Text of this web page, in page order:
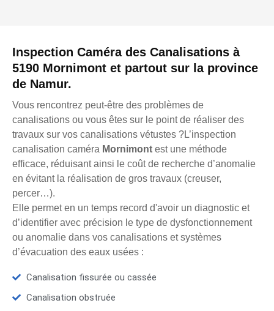
Inspection Caméra des Canalisations à
5190 Mornimont et partout sur la province
de Namur.
Vous rencontrez peut-être des problèmes de
canalisations ou vous êtes sur le point de réaliser des
travaux sur vos canalisations vétustes ?L’inspection
canalisation caméra Mornimont est une méthode
efficace, réduisant ainsi le coût de recherche d’anomalie
en évitant la réalisation de gros travaux (creuser,
percer…).
Elle permet en un temps record d'avoir un diagnostic et
d’identifier avec précision le type de dysfonctionnement
ou anomalie dans vos canalisations et systèmes
d’évacuation des eaux usées :
Canalisation fissurée ou cassée
Canalisation obstruée